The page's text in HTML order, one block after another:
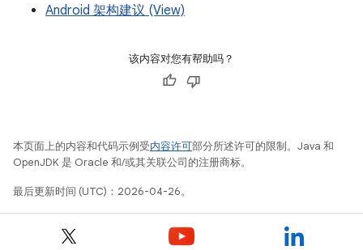
Android 架构建议 (View)
该内容对您有帮助吗？
本页面上的内容和代码示例受内容许可部分所述许可的限制。Java 和
OpenJDK 是 Oracle 和/或其关联公司的注册商标。
最后更新时间 (UTC)：2026-04-26。